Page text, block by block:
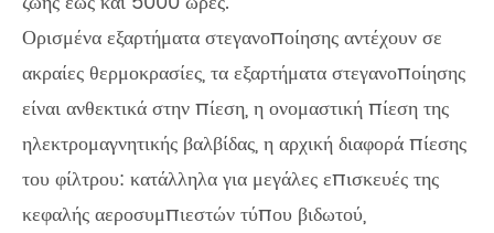
Ορισμένα εξαρτήματα στεγανοποίησης αντέχουν σε
ακραίες θερμοκρασίες, τα εξαρτήματα στεγανοποίησης
είναι ανθεκτικά στην πίεση, η ονομαστική πίεση της
ηλεκτρομαγνητικής βαλβίδας, η αρχική διαφορά πίεσης
του φίλτρου: κατάλληλα για μεγάλες επισκευές της
κεφαλής αεροσυμπιεστών τύπου βιδωτού,